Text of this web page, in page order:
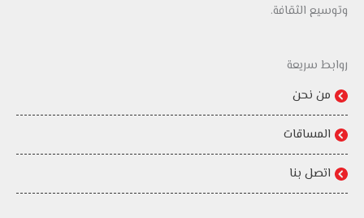
وتوسيع الثقافة.
روابط سريعة
من نحن
المساقات
اتصل بنا